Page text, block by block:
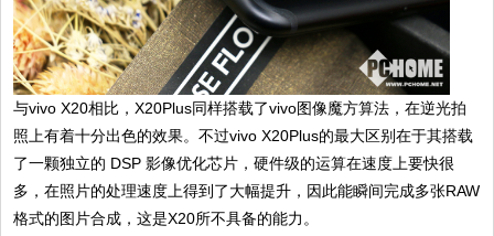
与vivo X20相比，X20Plus同样搭载了vivo图像魔方算法，在逆光拍
照上有着十分出色的效果。不过vivo X20Plus的最大区别在于其搭载
了一颗独立的 DSP 影像优化芯片，硬件级的运算在速度上要快很
多，在照片的处理速度上得到了大幅提升，因此能瞬间完成多张RAW
格式的图片合成，这是X20所不具备的能力。